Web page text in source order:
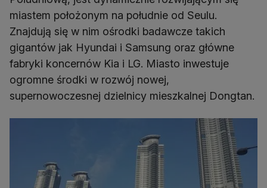
miastem położonym na południe od Seulu.
Znajdują się w nim ośrodki badawcze takich
gigantów jak Hyundai i Samsung oraz główne
fabryki koncernów Kia i LG. Miasto inwestuje
ogromne środki w rozwój nowej,
supernowoczesnej dzielnicy mieszkalnej Dongtan.